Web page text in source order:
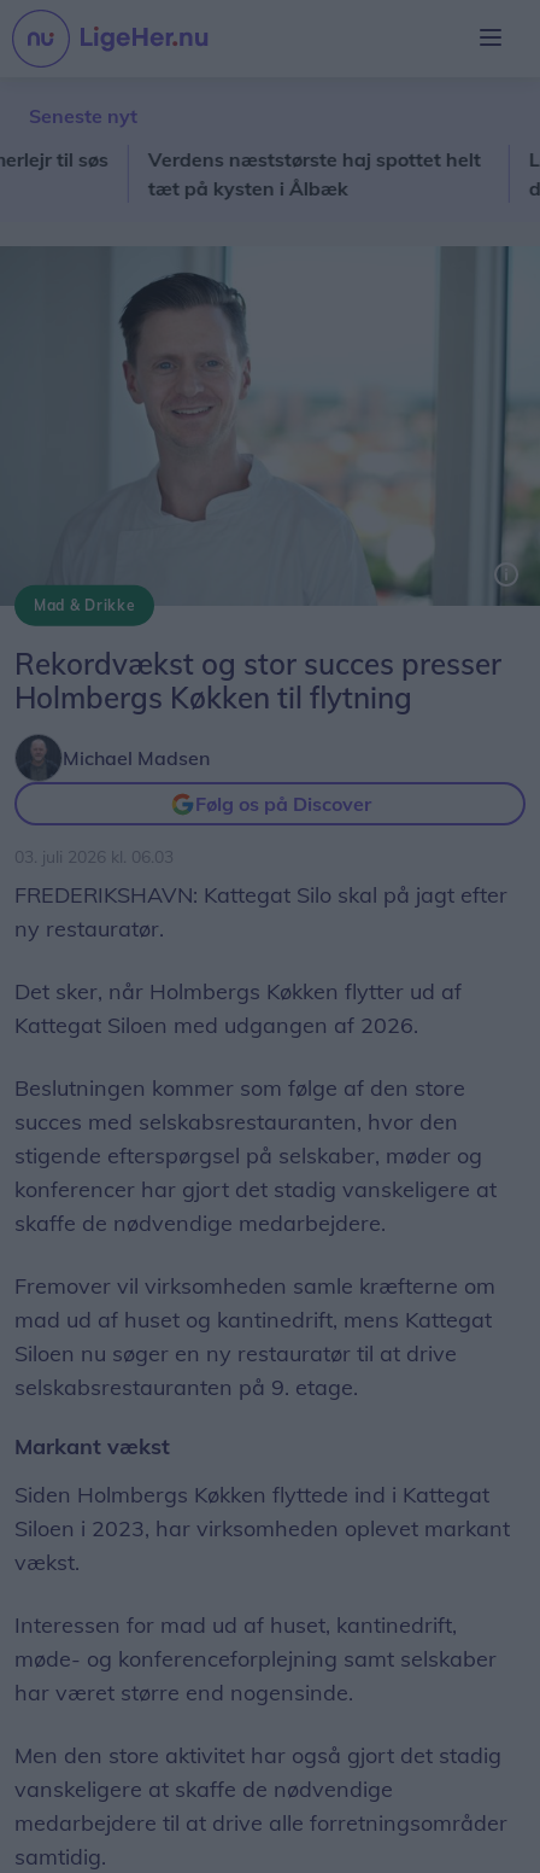
Seneste nyt
søs
Verdens næststørste haj spottet helt
tæt på kysten i Ålbæk
Mad & Drikke
Rekordvækst og stor succes presser
Holmbergs Køkken til flytning
Michael Madsen
Følg os på Discover
03. juli 2026 kl. 06.03
FREDERIKSHAVN: Kattegat Silo skal på jagt efter
ny restauratør.
Det sker, når Holmbergs Køkken flytter ud af
Kattegat Siloen med udgangen af 2026.
Beslutningen kommer som følge af den store
succes med selskabsrestauranten, hvor den
stigende efterspørgsel på selskaber, møder og
konferencer har gjort det stadig vanskeligere at
skaffe de nødvendige medarbejdere.
Fremover vil virksomheden samle kræfterne om
mad ud af huset og kantinedrift, mens Kattegat
Siloen nu søger en ny restauratør til at drive
selskabsrestauranten på 9. etage.
Markant vækst
Siden Holmbergs Køkken flyttede ind i Kattegat
Siloen i 2023, har virksomheden oplevet markant
vækst.
Interessen for mad ud af huset, kantinedrift,
møde- og konferenceforplejning samt selskaber
har været større end nogensinde.
Men den store aktivitet har også gjort det stadig
vanskeligere at skaffe de nødvendige
medarbejdere til at drive alle forretningsområder
samtidig.